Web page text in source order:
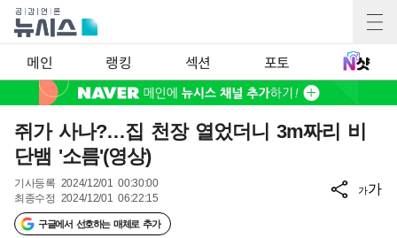
메인 랭킹 섹션 포토
쥐가 사나?…집 천장 열었더니 3m짜리 비
단뱀 '소름'(영상)
기사등록 2024/12/01 00:30:00
최종수정 2024/12/01 06:22:15
구글에서 선호하는 매체로 추가
가가